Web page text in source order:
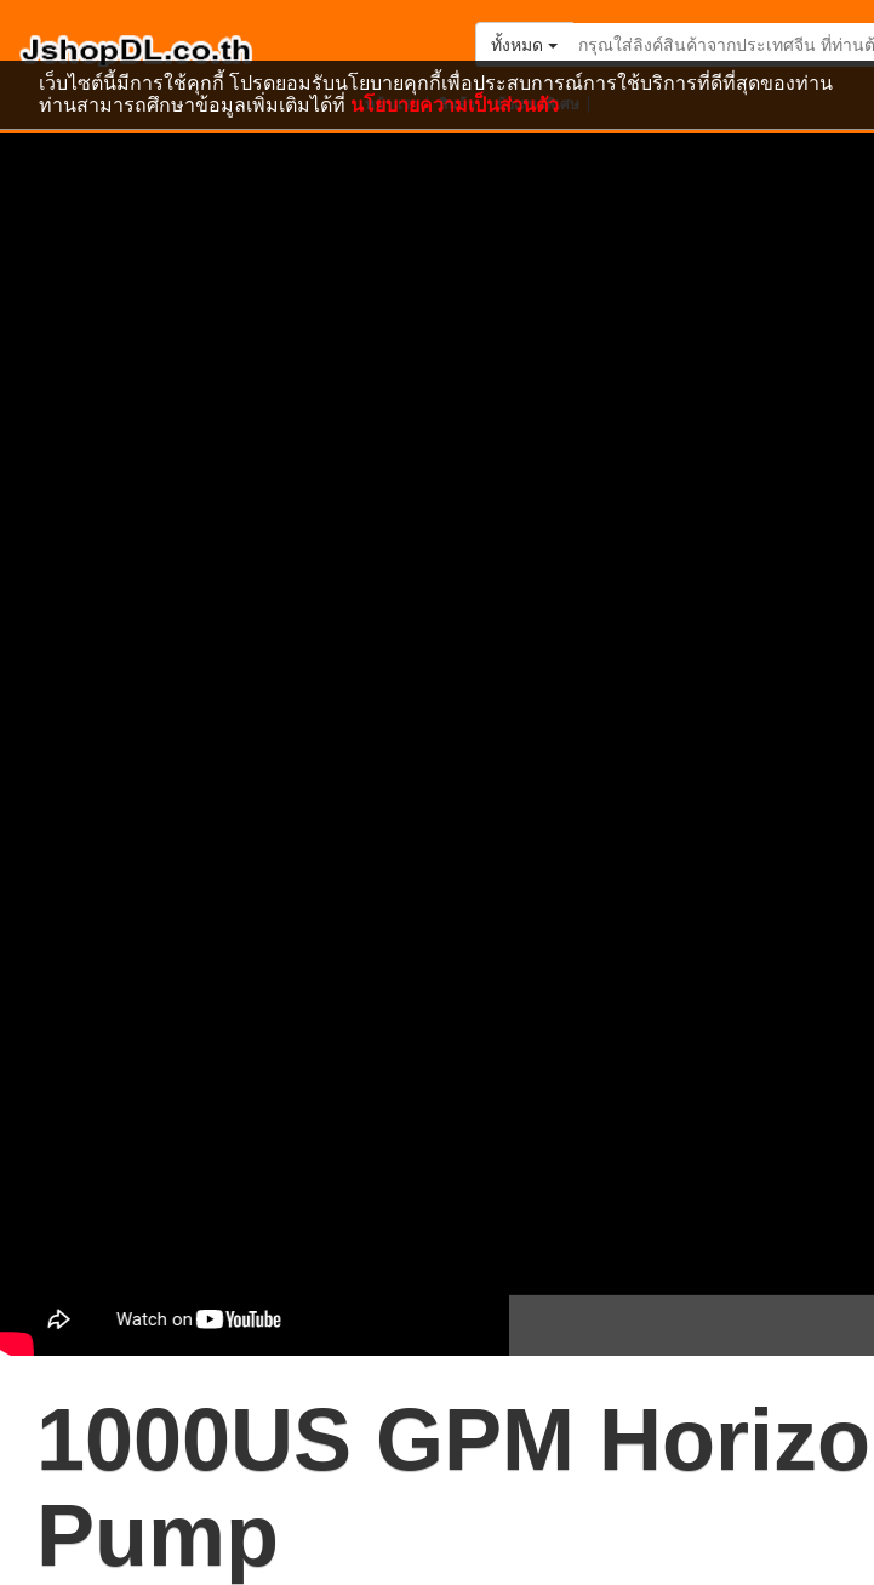
ทั้งหมด
หน้าแรก สินค้า ข้อเสนอพิเศษ
เว็บไซต์นี้มีการใช้คุกกี้ โปรดยอมรับนโยบายคุกกี้เพื่อประสบการณ์การใช้บริการที่ดีที่สุดของท่าน
ท่านสามารถศึกษาข้อมูลเพิ่มเติมได้ที่ นโยบายความเป็นส่วนตัว
1000US GPM
Pump